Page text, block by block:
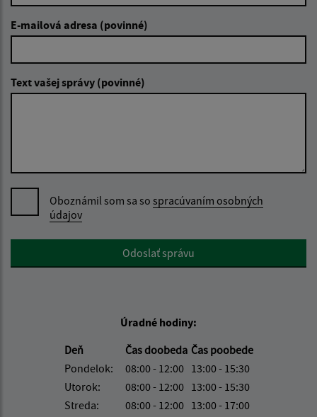
E-mailová adresa (povinné)
Text vašej správy (povinné)
Oboznámil som sa so spracúvaním osobných
údajov
Google reCaptcha ResponseOdoslať správu
Úradné hodiny:
Deň
Čas doobeda Čas poobede
Pondelok:
08:00 - 12:00 13:00 - 15:30
Utorok:
08:00 - 12:00 13:00 - 15:30
Streda:
08:00 - 12:00 13:00 - 17:00